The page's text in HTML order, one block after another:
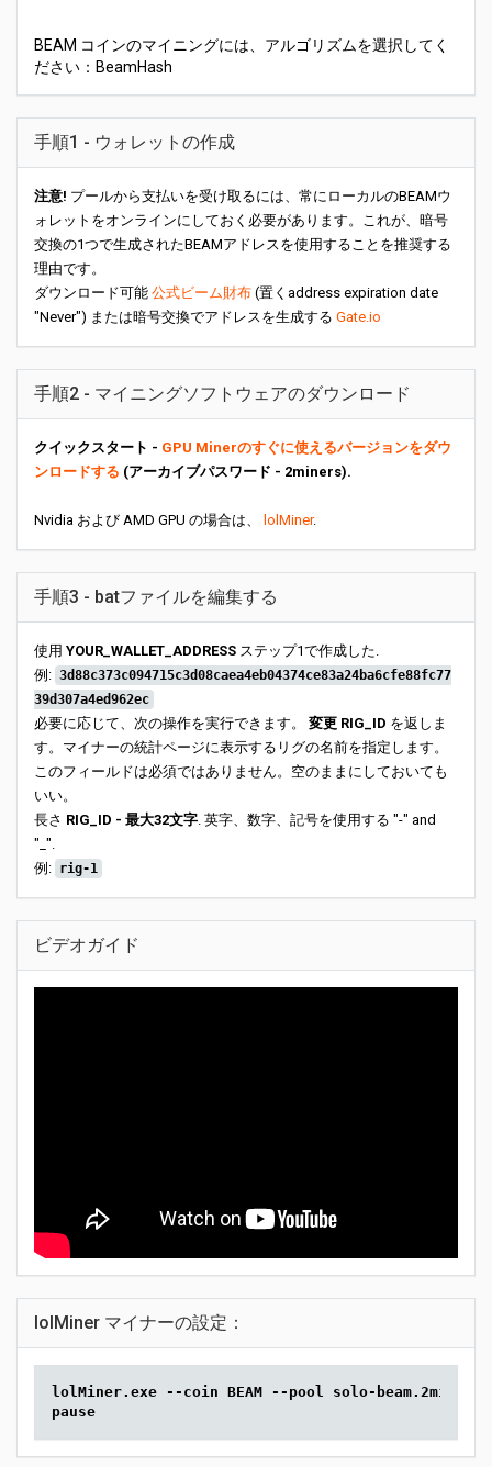
BEAM コインのマイニングには、アルゴリズムを選択してく
ださい：BeamHash
手順1 - ウォレットの作成
注意! プールから支払いを受け取るには、常にローカルのBEAMウ
ォレットをオンラインにしておく必要があります。これが、暗号
交換の1つで生成されたBEAMアドレスを使用することを推奨する
理由です。
ダウンロード可能 公式ビーム財布 (置くaddress expiration date
"Never") または暗号交換でアドレスを生成する Gate.io
手順2 - マイニングソフトウェアのダウンロード
クイックスタート - GPU Minerのすぐに使えるバージョンをダウ
ンロードする (アーカイブパスワード - 2miners).
Nvidia および AMD GPU の場合は、 lolMiner.
手順3 - batファイルを編集する
使用 YOUR_WALLET_ADDRESS ステップ1で作成した.
例: 3d88c373c094715c3d08caea4eb04374ce83a24ba6cfe88fc77
39d307a4ed962ec
必要に応じて、次の操作を実行できます。 変更 RIG_ID を返しま
す。マイナーの統計ページに表示するリグの名前を指定します。
このフィールドは必須ではありません。空のままにしておいても
いい。
長さ RIG_ID - 最大32文字. 英字、数字、記号を使用する "-" and
"_".
例: rig-1
ビデオガイド
lolMiner マイナーの設定：
lolMiner.exe --coin BEAM --pool solo-
pause